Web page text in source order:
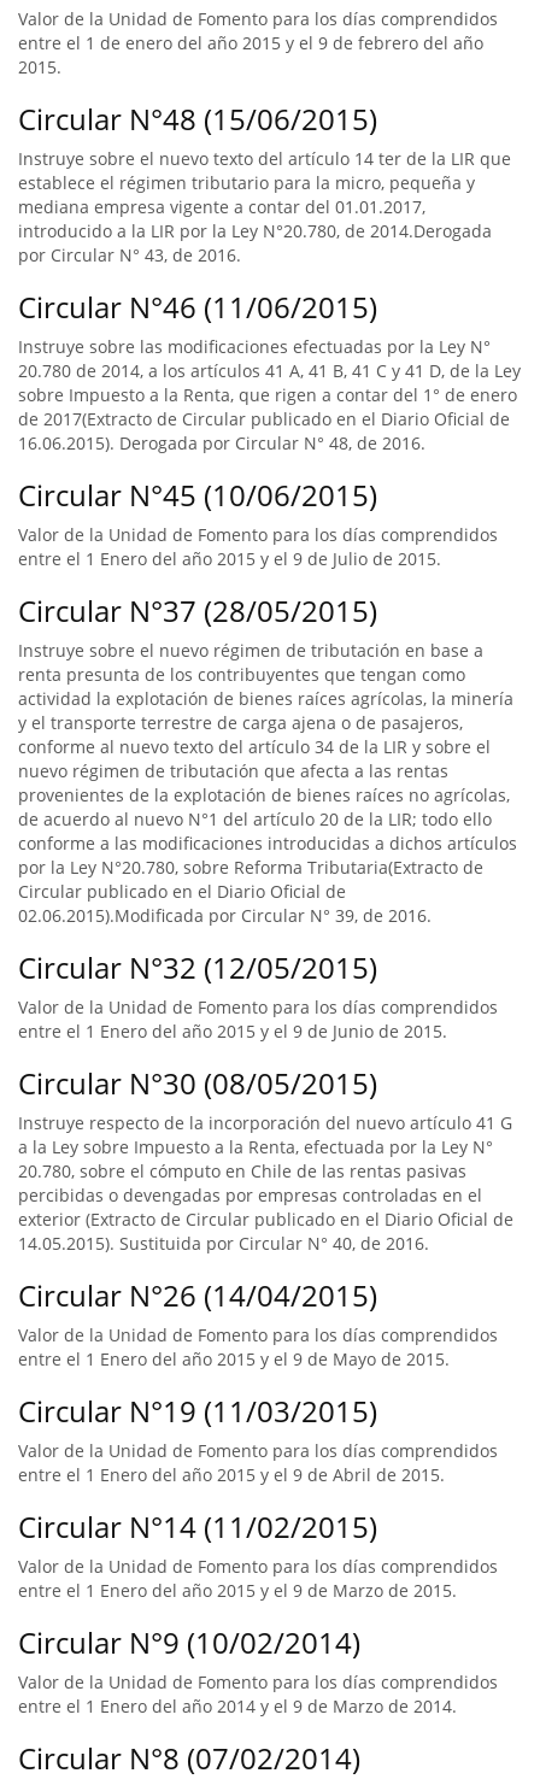
Valor de la Unidad de Fomento para los días comprendidos
entre el 1 de enero del año 2015 y el 9 de febrero del año
2015.
Circular N°48 (15/06/2015)
Instruye sobre el nuevo texto del artículo 14 ter de la LIR que
establece el régimen tributario para la micro, pequeña y
mediana empresa vigente a contar del 01.01.2017,
introducido a la LIR por la Ley N°20.780, de 2014.Derogada
por Circular N° 43, de 2016.
Circular N°46 (11/06/2015)
Instruye sobre las modificaciones efectuadas por la Ley N°
20.780 de 2014, a los artículos 41 A, 41 B, 41 C y 41 D, de la Ley
sobre Impuesto a la Renta, que rigen a contar del 1° de enero
de 2017(Extracto de Circular publicado en el Diario Oficial de
16.06.2015). Derogada por Circular N° 48, de 2016.
Circular N°45 (10/06/2015)
Valor de la Unidad de Fomento para los días comprendidos
entre el 1 Enero del año 2015 y el 9 de Julio de 2015.
Circular N°37 (28/05/2015)
Instruye sobre el nuevo régimen de tributación en base a
renta presunta de los contribuyentes que tengan como
actividad la explotación de bienes raíces agrícolas, la minería
y el transporte terrestre de carga ajena o de pasajeros,
conforme al nuevo texto del artículo 34 de la LIR y sobre el
nuevo régimen de tributación que afecta a las rentas
provenientes de la explotación de bienes raíces no agrícolas,
de acuerdo al nuevo N°1 del artículo 20 de la LIR; todo ello
conforme a las modificaciones introducidas a dichos artículos
por la Ley N°20.780, sobre Reforma Tributaria(Extracto de
Circular publicado en el Diario Oficial de
02.06.2015).Modificada por Circular N° 39, de 2016.
Circular N°32 (12/05/2015)
Valor de la Unidad de Fomento para los días comprendidos
entre el 1 Enero del año 2015 y el 9 de Junio de 2015.
Circular N°30 (08/05/2015)
Instruye respecto de la incorporación del nuevo artículo 41 G
a la Ley sobre Impuesto a la Renta, efectuada por la Ley N°
20.780, sobre el cómputo en Chile de las rentas pasivas
percibidas o devengadas por empresas controladas en el
exterior (Extracto de Circular publicado en el Diario Oficial de
14.05.2015). Sustituida por Circular N° 40, de 2016.
Circular N°26 (14/04/2015)
Valor de la Unidad de Fomento para los días comprendidos
entre el 1 Enero del año 2015 y el 9 de Mayo de 2015.
Circular N°19 (11/03/2015)
Valor de la Unidad de Fomento para los días comprendidos
entre el 1 Enero del año 2015 y el 9 de Abril de 2015.
Circular N°14 (11/02/2015)
Valor de la Unidad de Fomento para los días comprendidos
entre el 1 Enero del año 2015 y el 9 de Marzo de 2015.
Circular N°9 (10/02/2014)
Valor de la Unidad de Fomento para los días comprendidos
entre el 1 Enero del año 2014 y el 9 de Marzo de 2014.
Circular N°8 (07/02/2014)